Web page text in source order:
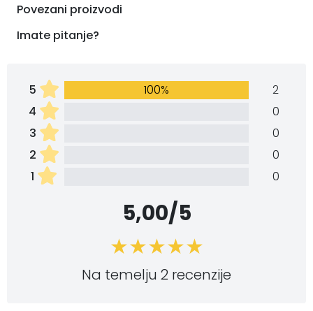
Povezani proizvodi
Imate pitanje?
5 100%
2
4
0
3
0
2
0
1
0
5,00/5
Na temelju 2 recenzije